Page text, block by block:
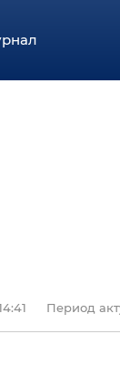
Период